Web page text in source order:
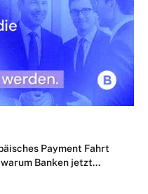
Payment Fahrt
Banken jetzt...